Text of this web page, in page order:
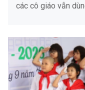
các cô giáo vẫn